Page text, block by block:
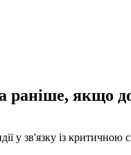
якщо
у зв'язку із